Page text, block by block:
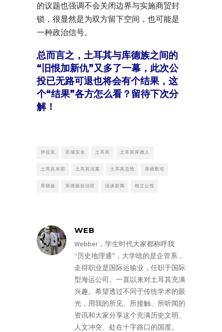
的议题也强调不会关闭边界与实施商贸封
锁，很显然是为双方留下空间，也可能是
一种政治信号。
总而言之，土耳其与库德族之间的
“旧恨加新仇”又多了一幕，此次公
投已无路可退也将会有个结果，这
个“结果”各方怎么看？留待下次分
解！
伊拉克 区域安全 土耳其 土耳其库德人
土耳其东部 土耳其法案 土耳其总统 库德斯坦
库德族 库德族自治区 浅谈新闻 独立公投
WEB
Webber，学生时代大家都称呼我
“历史地理通”，大学唸的是企管系，
走得职业是国际运输业，任职于国际
型海运公司。一直以来对土耳其充满
兴趣。希望透过不同于传统学术的眼
光，用我的所见、所接触、所听闻的
资讯和大家分享这个充满历史文明、
人文冲突、处在十字路口的国度。